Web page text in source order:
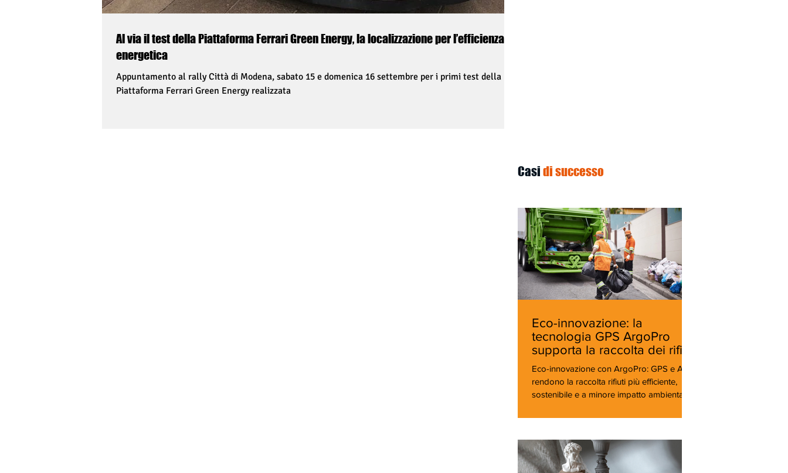
Al via il test della Piattaforma Ferrari Green Energy, la localizzazione per l’efficienza
energetica
Appuntamento al rally Città di Modena, sabato 15 e domenica 16 settembre per i primi test della
Piattaforma Ferrari Green Energy realizzata
Casi di successo
Eco-innovazione: la
tecnologia GPS ArgoPro
supporta la raccolta dei rifiuti
Eco-innovazione con ArgoPro: GPS e AI
rendono la raccolta rifiuti più efficiente,
sostenibile e a minore impatto ambientale.